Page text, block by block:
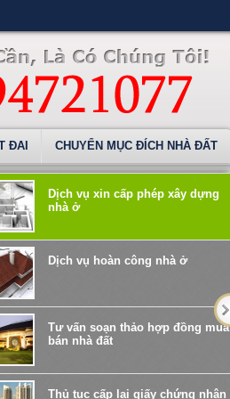
ĐAI CHUYỂN MỤC ĐÍCH NHÀ ĐẤT
Dịch vụ xin cấp phép xây dựng
nhà ở
Dịch vụ hoàn công nhà ở
Tư vấn soạn thảo hợp đồng mua
bán nhà đất
Thủ tục cấp lại giấy chứng nhận